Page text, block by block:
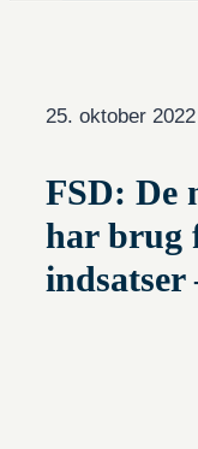
25. oktober 2022
FSD: De
har brug